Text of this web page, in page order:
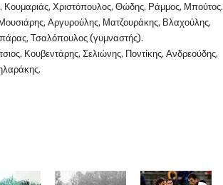
Κουμαριάς, Χριστόπουλος, Θώδης, Ράμμος, Μπούτος.
Αργυρούλης, Ματζουράκης, Βλαχούλης,
Τσαλόπουλος (γυμναστής).
Κουβεντάρης, Σελιώνης, Ποντίκης, Ανδρεούδης,